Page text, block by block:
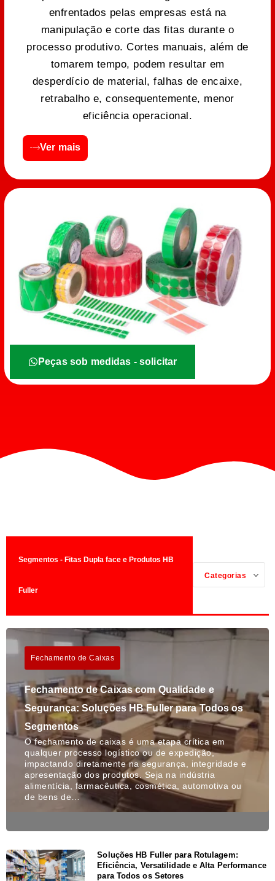
enfrentados pelas empresas está na
manipulação e corte das fitas durante o
processo produtivo. Cortes manuais, além de
tomarem tempo, podem resultar em
desperdício de material, falhas de encaixe,
retrabalho e, consequentemente, menor
eficiência operacional.
Ver mais
Peças sob medidas - solicitar
Segmentos - Fitas Dupla face e Produtos HB
Fuller
Categorias
Fechamento de Caixas
Fechamento de Caixas com Qualidade e
Segurança: Soluções HB Fuller para Todos os
Segmentos
O fechamento de caixas é uma etapa crítica em
qualquer processo logístico ou de expedição,
impactando diretamente na segurança, integridade e
apresentação dos produtos. Seja na indústria
alimentícia, farmacêutica, cosmética, automotiva ou
de bens de…
Soluções HB Fuller para Rotulagem:
Eficiência, Versatilidade e Alta Performance
para Todos os Setores